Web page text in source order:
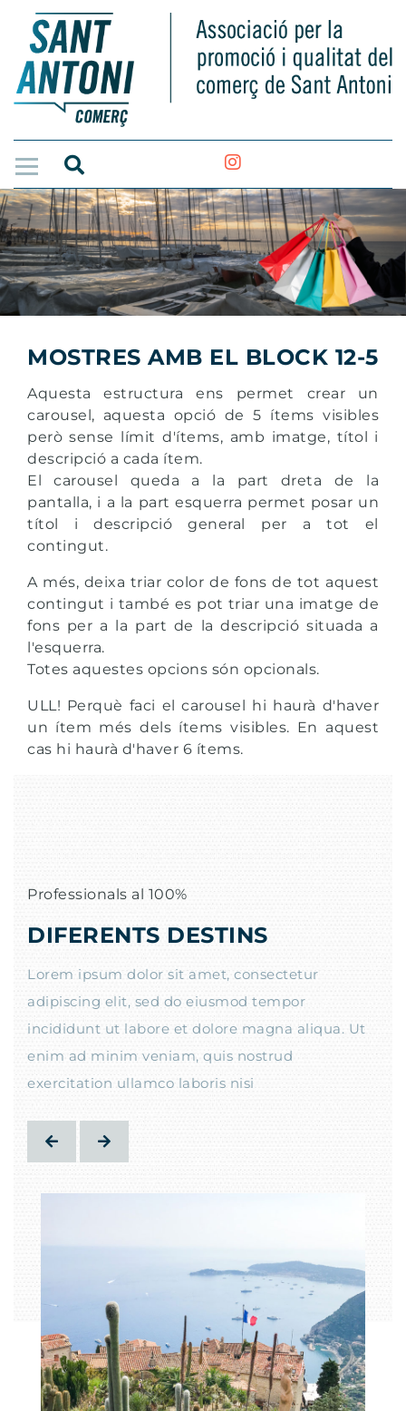
MOSTRES AMB EL BLOCK 12-5
Aquesta estructura ens permet crear un
carousel, aquesta opció de 5 ítems visibles
però sense límit d'ítems, amb imatge, títol i
descripció a cada ítem.
El carousel queda a la part dreta de la
pantalla, i a la part esquerra permet posar un
títol i descripció general per a tot el
contingut.
A més, deixa triar color de fons de tot aquest
contingut i també es pot triar una imatge de
fons per a la part de la descripció situada a
l'esquerra.
Totes aquestes opcions són opcionals.
ULL! Perquè faci el carousel hi haurà d'haver
un ítem més dels ítems visibles. En aquest
cas hi haurà d'haver 6 ítems.
Professionals al 100%
DIFERENTS DESTINS
Lorem ipsum dolor sit amet, consectetur
adipiscing elit, sed do eiusmod tempor
incididunt ut labore et dolore magna aliqua. Ut
enim ad minim veniam, quis nostrud
exercitation ullamco laboris nisi